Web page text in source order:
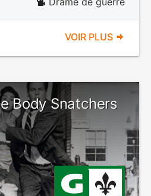
VOIR PLUS
Body Snatchers